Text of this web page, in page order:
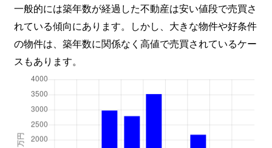
一般的には築年数が経過した不動産は安い値段で売買さ
れている傾向にあります。しかし、大きな物件や好条件
の物件は、築年数に関係なく高値で売買されているケー
スもあります。